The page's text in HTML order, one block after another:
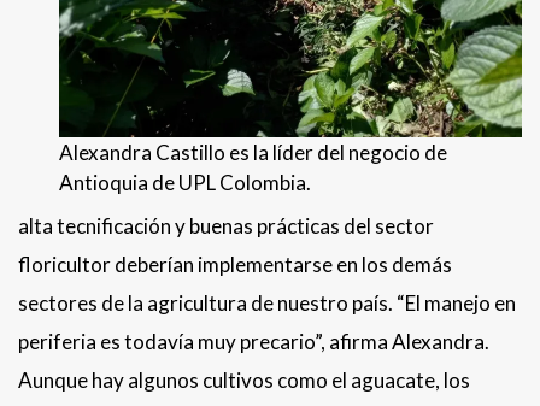
Alexandra Castillo es la líder del negocio de
Antioquia de UPL Colombia.
alta tecnificación y buenas prácticas del sector
floricultor deberían implementarse en los demás
sectores de la agricultura de nuestro país. “El manejo en
periferia es todavía muy precario”, afirma Alexandra.
Aunque hay algunos cultivos como el aguacate, los